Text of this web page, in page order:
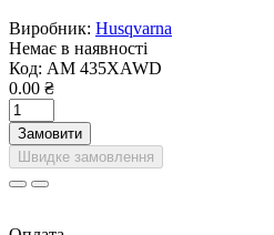
Виробник: Husqvarna
Немає в наявності
Код: AM 435XAWD
0.00 ₴
Замовити
Швидке замовлення